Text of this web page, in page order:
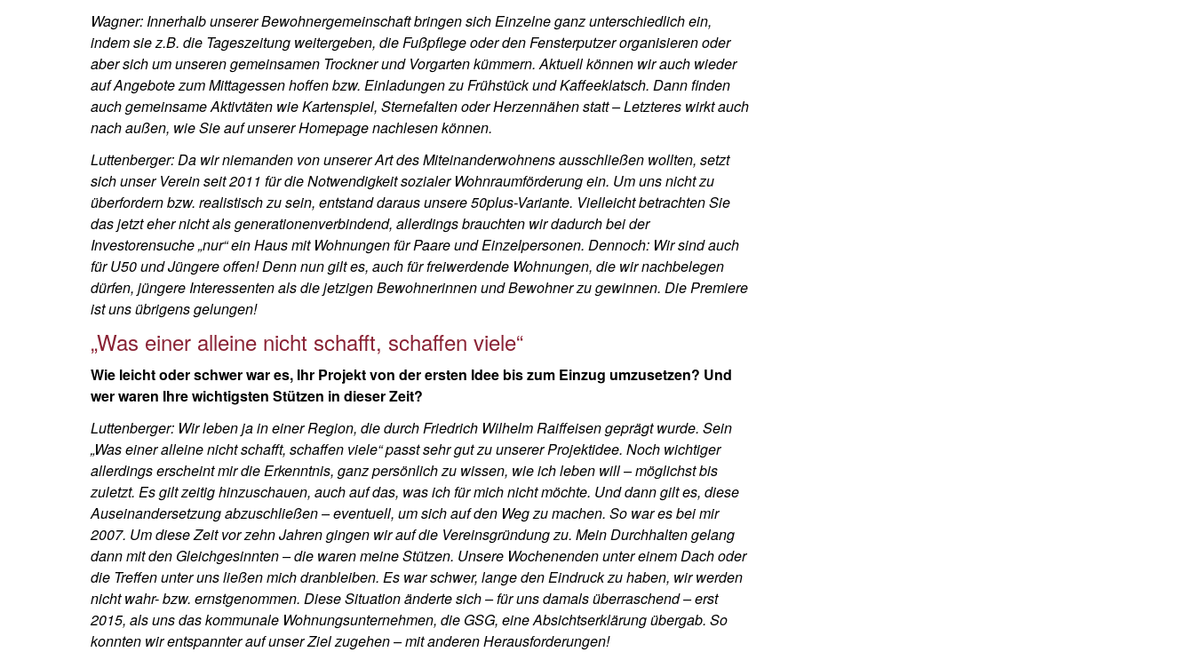
Wagner: Innerhalb unserer Bewohnergemeinschaft bringen sich Einzelne ganz unterschiedlich ein,
indem sie z.B. die Tageszeitung weitergeben, die Fußpflege oder den Fensterputzer organisieren oder
aber sich um unseren gemeinsamen Trockner und Vorgarten kümmern. Aktuell können wir auch wieder
auf Angebote zum Mittagessen hoffen bzw. Einladungen zu Frühstück und Kaffeeklatsch. Dann finden
auch gemeinsame Aktivtäten wie Kartenspiel, Sternefalten oder Herzennähen statt – Letzteres wirkt auch
nach außen, wie Sie auf unserer Homepage nachlesen können.
Luttenberger: Da wir niemanden von unserer Art des Miteinanderwohnens ausschließen wollten, setzt
sich unser Verein seit 2011 für die Notwendigkeit sozialer Wohnraumförderung ein. Um uns nicht zu
überfordern bzw. realistisch zu sein, entstand daraus unsere 50plus-Variante. Vielleicht betrachten Sie
das jetzt eher nicht als generationenverbindend, allerdings brauchten wir dadurch bei der
Investorensuche „nur“ ein Haus mit Wohnungen für Paare und Einzelpersonen. Dennoch: Wir sind auch
für U50 und Jüngere offen! Denn nun gilt es, auch für freiwerdende Wohnungen, die wir nachbelegen
dürfen, jüngere Interessenten als die jetzigen Bewohnerinnen und Bewohner zu gewinnen. Die Premiere
ist uns übrigens gelungen!
„Was einer alleine nicht schafft, schaffen viele“
Wie leicht oder schwer war es, Ihr Projekt von der ersten Idee bis zum Einzug umzusetzen? Und
wer waren Ihre wichtigsten Stützen in dieser Zeit?
Luttenberger: Wir leben ja in einer Region, die durch Friedrich Wilhelm Raiffeisen geprägt wurde. Sein
„Was einer alleine nicht schafft, schaffen viele“ passt sehr gut zu unserer Projektidee. Noch wichtiger
allerdings erscheint mir die Erkenntnis, ganz persönlich zu wissen, wie ich leben will – möglichst bis
zuletzt. Es gilt zeitig hinzuschauen, auch auf das, was ich für mich nicht möchte. Und dann gilt es, diese
Auseinandersetzung abzuschließen – eventuell, um sich auf den Weg zu machen. So war es bei mir
2007. Um diese Zeit vor zehn Jahren gingen wir auf die Vereinsgründung zu. Mein Durchhalten gelang
dann mit den Gleichgesinnten – die waren meine Stützen. Unsere Wochenenden unter einem Dach oder
die Treffen unter uns ließen mich dranbleiben. Es war schwer, lange den Eindruck zu haben, wir werden
nicht wahr- bzw. ernstgenommen. Diese Situation änderte sich – für uns damals überraschend – erst
2015, als uns das kommunale Wohnungsunternehmen, die GSG, eine Absichtserklärung übergab. So
konnten wir entspannter auf unser Ziel zugehen – mit anderen Herausforderungen!